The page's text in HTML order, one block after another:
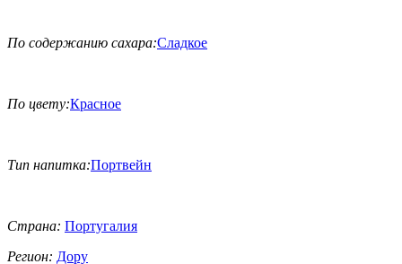
По содержанию сахара:Сладкое
По цвету:Красное
Тип напитка:Портвейн
Страна: Португалия
Регион: Дору